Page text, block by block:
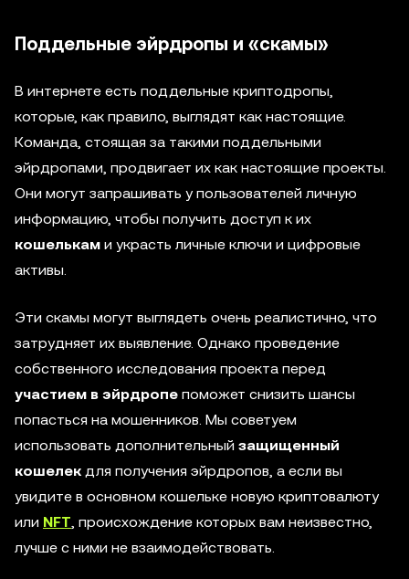
Поддельные эйрдропы и «скамы»
В интернете есть поддельные криптодропы,
которые, как правило, выглядят как настоящие.
Команда, стоящая за такими поддельными
эйрдропами, продвигает их как настоящие проекты.
Они могут запрашивать у пользователей личную
информацию, чтобы получить доступ к их
кошелькам и украсть личные ключи и цифровые
активы.
Эти скамы могут выглядеть очень реалистично, что
затрудняет их выявление. Однако проведение
собственного исследования проекта перед
участием в эйрдропе поможет снизить шансы
попасться на мошенников. Мы советуем
использовать дополнительный защищенный
кошелек для получения эйрдропов, а если вы
увидите в основном кошельке новую криптовалюту
или NFT , происхождение которых вам неизвестно,
лучше с ними не взаимодействовать.